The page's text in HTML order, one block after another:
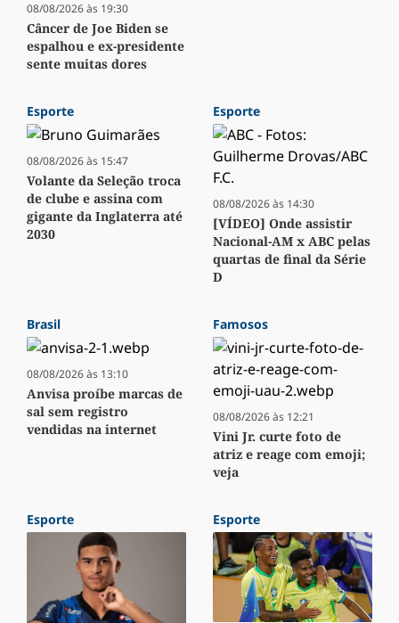
08/08/2026 às 19:30
Câncer de Joe Biden se
espalhou e ex-presidente
sente muitas dores
Esporte
08/08/2026 às 15:47
Volante da Seleção troca
de clube e assina com
gigante da Inglaterra até
2030
Esporte
08/08/2026 às 14:30
[VÍDEO] Onde assistir
Nacional-AM x ABC pelas
quartas de final da Série
D
Brasil
08/08/2026 às 13:10
Anvisa proíbe marcas de
sal sem registro
vendidas na internet
Famosos
08/08/2026 às 12:21
Vini Jr. curte foto de
atriz e reage com emoji;
veja
Esporte Esporte